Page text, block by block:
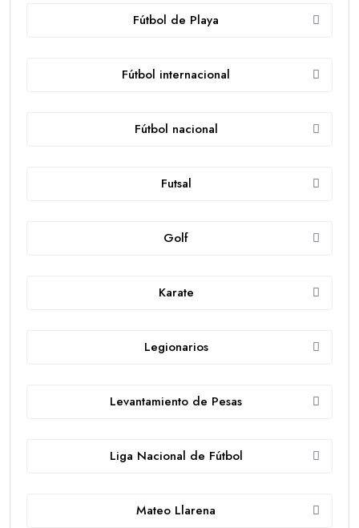
Fútbol de Playa
Fútbol internacional
Fútbol nacional
Futsal
Golf
Karate
Legionarios
Levantamiento de Pesas
Liga Nacional de Fútbol
Mateo Llarena